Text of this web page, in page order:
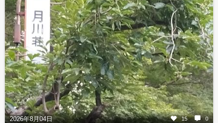
2026年8月04日 15 0